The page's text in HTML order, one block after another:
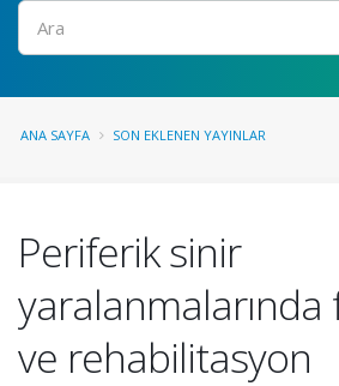
Ara
ANA SAYFA SON EKLENEN YAYINLAR
Periferik sinir
ve rehabilitasyon